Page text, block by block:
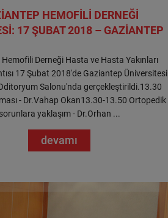
HEMOFİLİ DERNEĞİ
17 ŞUBAT 2018 – GAZİANTEP
Derneği Hasta ve Hasta Yakınları
17 Şubat 2018'de Gaziantep Üniversitesi
Salonu'nda gerçekleştirildi.13.30
- Dr.Vahap Okan13.30-13.50 Ortopedik
sorunlara yaklaşım - Dr.Orhan ...
devamı